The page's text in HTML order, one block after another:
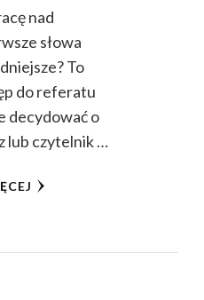
nad
słowa
To
do referatu
decydować o
lub czytelnik …